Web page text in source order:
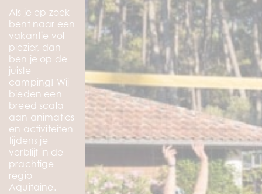
Als je op zoek
bent naar een
vakantie vol
plezier, dan
ben je op de
juiste
camping! Wij
bieden een
breed scala
aan animaties
en activiteiten
tijdens je
verblijf in de
prachtige
regio
Aquitaine.